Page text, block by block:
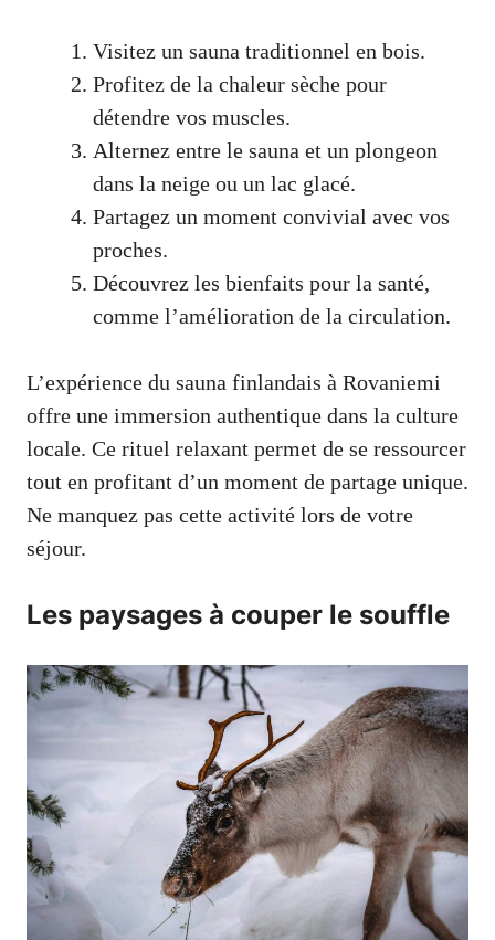
Visitez un sauna traditionnel en bois.
Profitez de la chaleur sèche pour
détendre vos muscles.
Alternez entre le sauna et un plongeon
dans la neige ou un lac glacé.
Partagez un moment convivial avec vos
proches.
Découvrez les bienfaits pour la santé,
comme l’amélioration de la circulation.
L’expérience du sauna finlandais à Rovaniemi
offre une immersion authentique dans la culture
locale. Ce rituel relaxant permet de se ressourcer
tout en profitant d’un moment de partage unique.
Ne manquez pas cette activité lors de votre
séjour.
Les paysages à couper le souffle